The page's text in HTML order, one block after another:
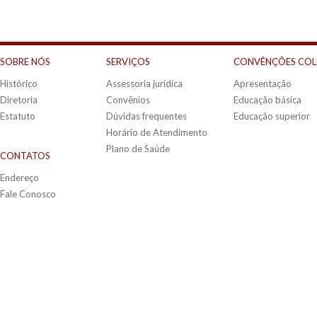
SOBRE NÓS
Histórico
Diretoria
Estatuto
CONTATOS
Endereço
Fale Conosco
SERVIÇOS
Assessoria jurídica
Convênios
Dúvidas frequentes
Horário de Atendimento
Plano de Saúde
CONVÊNÇÕES
Apresentação
Educação básica
Educação superior